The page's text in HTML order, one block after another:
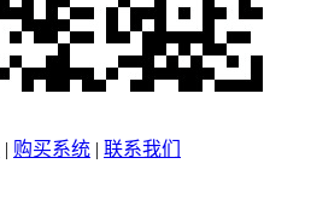
| 购买系统 | 联系我们